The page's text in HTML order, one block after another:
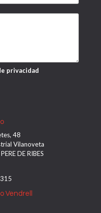
privacidad
48
Vilanoveta
DE RIBES
Vendrell